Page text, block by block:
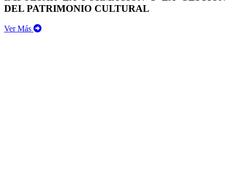
DEL PATRIMONIO CULTURAL
Ver Más